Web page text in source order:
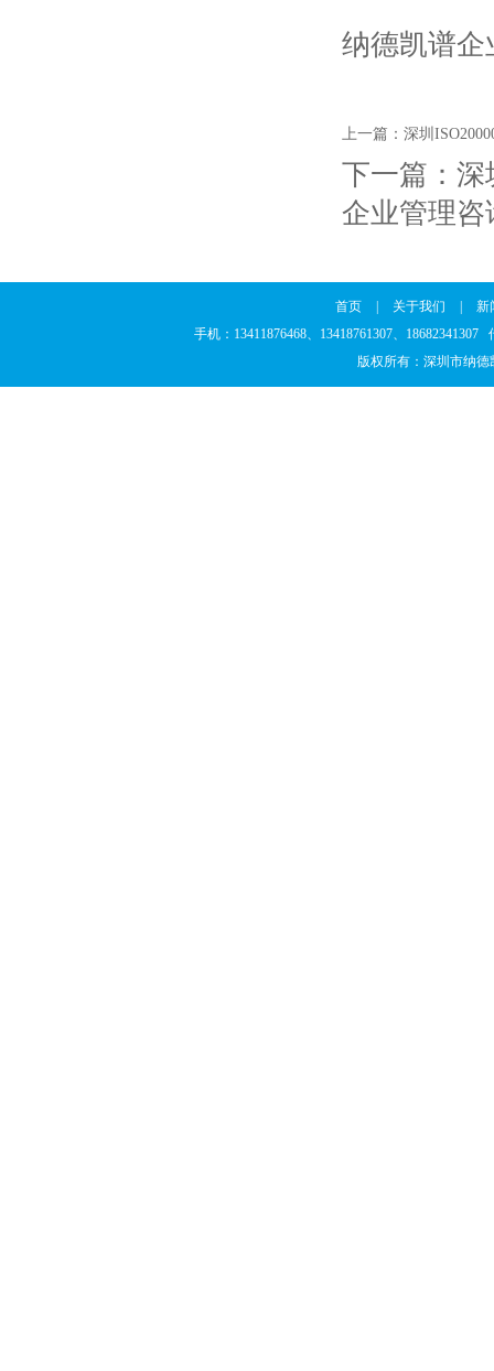
纳德凯谱
上一篇： 深圳
下一篇： 深
企业管理咨
首页 关于我们
新
手机：13411876468、13418761307、
版权所有：深圳市纳